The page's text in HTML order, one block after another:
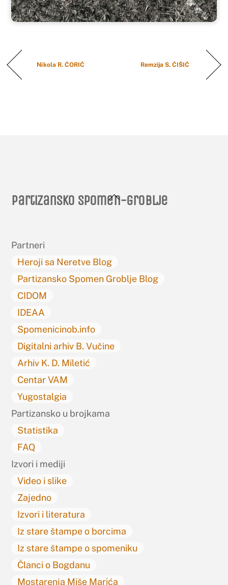
Nikola R. ĆORIĆ Remzija S. ĆIŠIĆ
Back
Partizansko spomen-groblje
Partneri
Heroji sa Neretve Blog
Partizansko Spomen Groblje Blog
CIDOM
IDEAA
Spomenicinob.info
Digitalni arhiv B. Vučine
Arhiv K. D. Miletić
Centar VAM
Yugostalgia
Partizansko u brojkama
Statistika
FAQ
Izvori i mediji
Video i slike
Zajedno
Izvori i literatura
Iz stare štampe o borcima
Iz stare štampe o spomeniku
Članci o Bogdanu
Mostarenja Miše Marića